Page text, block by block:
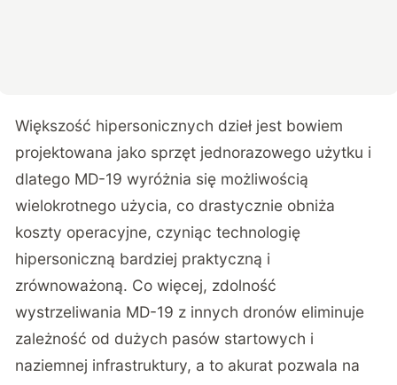
Większość hipersonicznych dzieł jest bowiem
projektowana jako sprzęt jednorazowego użytku i
dlatego MD-19 wyróżnia się możliwością
wielokrotnego użycia, co drastycznie obniża
koszty operacyjne, czyniąc technologię
hipersoniczną bardziej praktyczną i
zrównoważoną. Co więcej, zdolność
wystrzeliwania MD-19 z innych dronów eliminuje
zależność od dużych pasów startowych i
naziemnej infrastruktury, a to akurat pozwala na